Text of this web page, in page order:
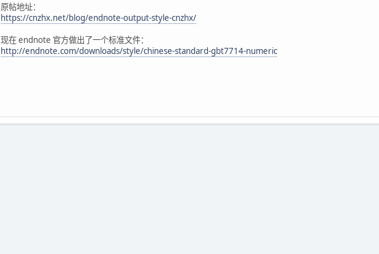
原帖地址：
https://cnzhx.net/blog/endnote-output-style-cnzhx/
现在 endnote 官方做出了一个标准文件：
http://endnote.com/downloads/style/chinese-standard-gbt7714-numeric